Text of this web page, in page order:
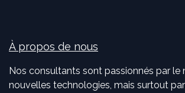
À propos de nous
Nos consultants sont passionnés par le
nouvelles technologies, mais surtout